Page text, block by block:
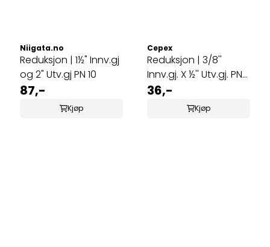
Niigata.no
Reduksjon | 1½" Innv.gj
og 2" Utv.gj PN 10
87,-
Kjøp
Cepex
Reduksjon | 3/8''
Innv.gj. X ½'' Utv.gj. PN
10
36,-
Kjøp